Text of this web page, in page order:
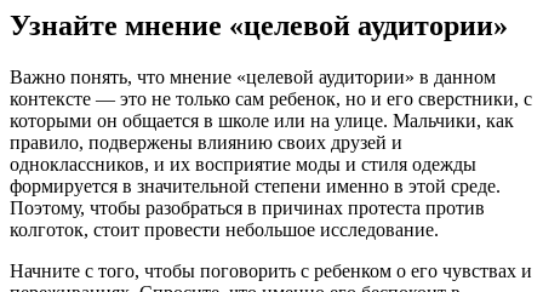
Узнайте мнение «целевой аудитории»
Важно понять, что мнение «целевой аудитории» в данном
контексте — это не только сам ребенок, но и его сверстники, с
которыми он общается в школе или на улице. Мальчики, как
правило, подвержены влиянию своих друзей и
одноклассников, и их восприятие моды и стиля одежды
формируется в значительной степени именно в этой среде.
Поэтому, чтобы разобраться в причинах протеста против
колготок, стоит провести небольшое исследование.
Начните с того, чтобы поговорить с ребенком о его чувствах и